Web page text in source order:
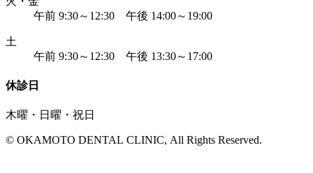
午前 9:30～12:30 午後 14:00～19:00
土
午前 9:30～12:30 午後 13:30～17:00
休診日
木曜・日曜・祝日
© OKAMOTO DENTAL CLINIC, All Rights Reserved.